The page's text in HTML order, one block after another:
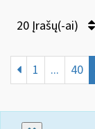
20 Įrašų(-ai)
1 ... 40